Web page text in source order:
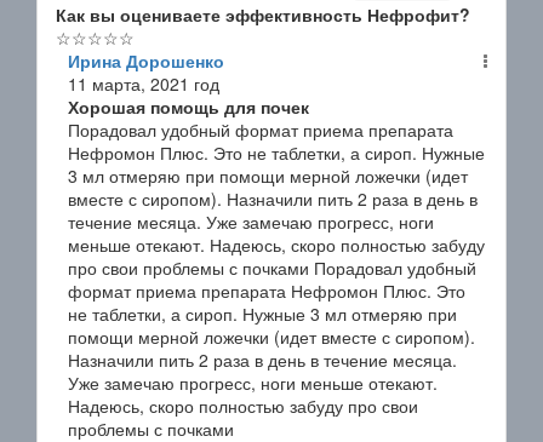
Как вы оцениваете эффективность Нефрофит?
☆☆☆☆☆
Ирина Дорошенко
11 марта, 2021 год
Хорошая помощь для почек
Порадовал удобный формат приема препарата
Нефромон Плюс. Это не таблетки, а сироп. Нужные
3 мл отмеряю при помощи мерной ложечки (идет
вместе с сиропом). Назначили пить 2 раза в день в
течение месяца. Уже замечаю прогресс, ноги
меньше отекают. Надеюсь, скоро полностью забуду
про свои проблемы с почками Порадовал удобный
формат приема препарата Нефромон Плюс. Это
не таблетки, а сироп. Нужные 3 мл отмеряю при
помощи мерной ложечки (идет вместе с сиропом).
Назначили пить 2 раза в день в течение месяца.
Уже замечаю прогресс, ноги меньше отекают.
Надеюсь, скоро полностью забуду про свои
проблемы с почками